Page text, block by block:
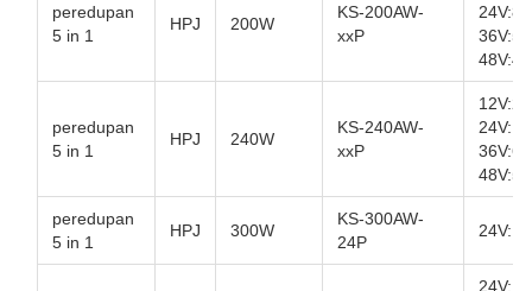
peredupan
5 in 1
HPJ 200W
KS-200AW-
xxP
peredupan
5 in 1
HPJ 240W
KS-240AW-
xxP
48V:5A
peredupan
5 in 1
HPJ 300W
KS-300AW-
24P